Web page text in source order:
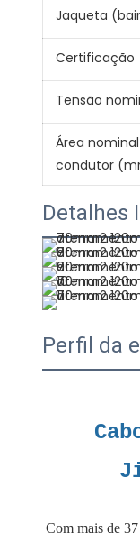
Jaqueta
Certificação
Tensão
Área
condutor
Detalhes
Perfil da
Com mais de